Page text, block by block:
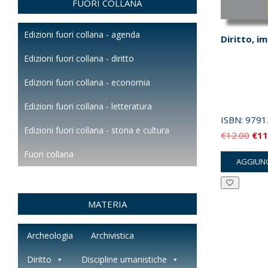
Diritto,
ISBN:
€12.00 Il
€
FUORI COLLANA
Edizioni fuori collana - agenda
Edizioni fuori collana - diritto
Edizioni fuori collana - economia
Edizioni fuori collana - letteratura
Edizioni fuori collana - storia e cultura
Fuori collana
MATERIA
Archeologia Archivistica
Diritto Discipline umanistiche